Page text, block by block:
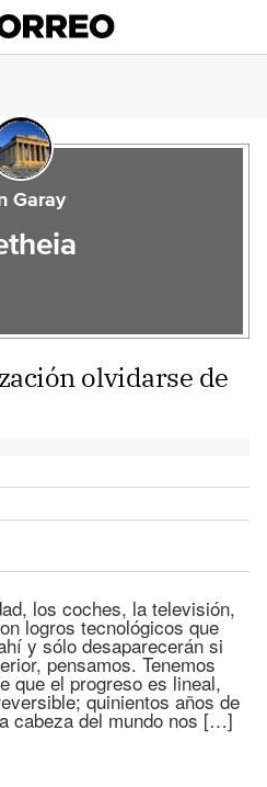
Garay
olvidarse de
los coches, la televisión,
logros tecnológicos que
y sólo desaparecerán si
pensamos. Tenemos
que el progreso es lineal,
quinientos años de
cabeza del mundo nos […]